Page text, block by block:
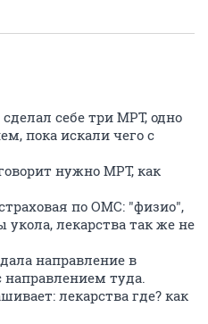
себе три МРТ, одно
пока искали чего с
нужно МРТ, как
по ОМС: "физио",
лекарства так же не
направление в
туда.
лекарства где? как